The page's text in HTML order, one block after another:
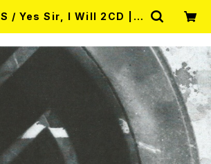
/ Yes Sir, I Will 2CD | R